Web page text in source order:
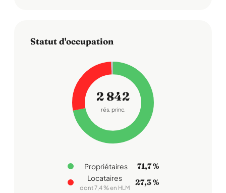
Statut d'occupation
2 842
rés. princ.
Propriétaires 71,7 %
Locataires
dont 7,4 % en HLM
27,3 %